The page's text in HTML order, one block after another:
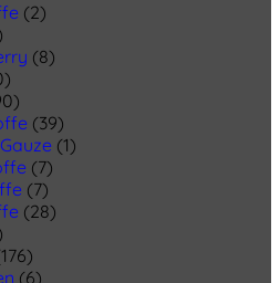
(2)
(8)
(39)
(1)
(7)
(7)
(28)
(6)